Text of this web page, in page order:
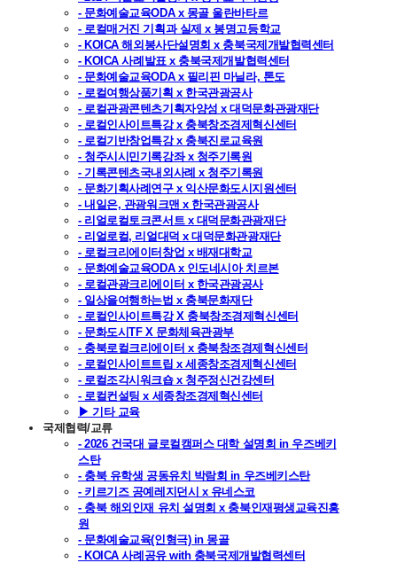
- 문화예술교육ODA x 몽골 울란바타르
- 로컬매거진 기획과 실제 x 봉명고등학교
- KOICA 해외봉사단설명회 x 충북국제개발협력센터
- KOICA 사례발표 x 충북국제개발협력센터
- 문화예술교육ODA x 필리핀 마닐라, 톤도
- 로컬여행상품기획 x 한국관광공사
- 로컬관광콘텐츠기획자양성 x 대덕문화관광재단
- 로컬인사이트특강 x 충북창조경제혁신센터
- 로컬기반창업특강 x 충북진로교육원
- 청주시시민기록강좌 x 청주기록원
- 기록콘텐츠국내외사례 x 청주기록원
- 문화기획사례연구 x 익산문화도시지원센터
- 내일은, 관광워크맨 x 한국관광공사
- 리얼로컬토크콘서트 x 대덕문화관광재단
- 리얼로컬, 리얼대덕 x 대덕문화관광재단
- 로컬크리에이터창업 x 배재대학교
- 문화예술교육ODA x 인도네시아 치르본
- 로컬관광크리에이터 x 한국관광공사
- 일상을여행하는법 x 충북문화재단
- 로컬인사이트특강 X 충북창조경제혁신센터
- 문화도시TF X 문화체육관광부
- 충북로컬크리에이터 x 충북창조경제혁신센터
- 로컬인사이트트립 x 세종창조경제혁신센터
- 로컬조각시워크숍 x 청주정신건강센터
- 로컬컨설팅 x 세종창조경제혁신센터
▶ 기타 교육
국제협력/교류
- 2026 건국대 글로컬캠퍼스 대학 설명회 in 우즈베키
스탄
- 충북 유학생 공동유치 박람회 in 우즈베키스탄
- 키르기즈 공예레지던시 x 유네스코
- 충북 해외인재 유치 설명회 x 충북인재평생교육진흥
원
- 문화예술교육(인형극) in 몽골
- KOICA 사례공유 with 충북국제개발협력센터